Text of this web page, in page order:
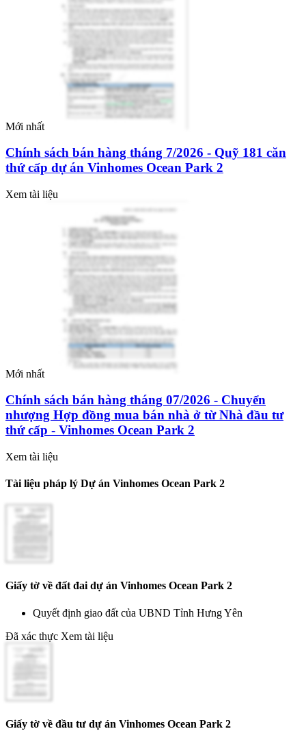
Mới nhất
Chính sách bán hàng tháng 7/2026 - Quỹ 181 căn
thứ cấp dự án Vinhomes Ocean Park 2
Xem tài liệu
Mới nhất
Chính sách bán hàng tháng 07/2026 - Chuyển
nhượng Hợp đồng mua bán nhà ở từ Nhà đầu tư
thứ cấp - Vinhomes Ocean Park 2
Xem tài liệu
Tài liệu pháp lý Dự án Vinhomes Ocean Park 2
Giấy tờ về đất đai dự án Vinhomes Ocean Park 2
Quyết định giao đất của UBND Tỉnh Hưng Yên
Đã xác thực Xem tài liệu
Giấy tờ về đầu tư dự án Vinhomes Ocean Park 2